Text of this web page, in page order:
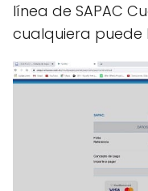
línea de SAPAC
cualquiera puede